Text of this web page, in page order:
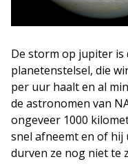
De storm op jupiter
planetenstelsel, die
per uur haalt en al
de astronomen van
ongeveer 1000
snel afneemt en of hij
durven ze nog niet te